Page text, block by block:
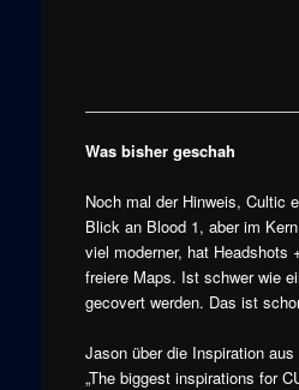
Was bisher geschah
Noch mal der Hinweis, Cultic
Blick an Blood 1, aber im
viel moderner, hat Headshots
freiere Maps. Ist schwer wie
gecovert werden. Das ist
Jason über die Inspiration
„The biggest inspirations for